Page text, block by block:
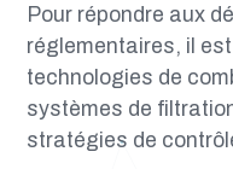
Pour répondre aux
réglementaires, il
technologies de
systèmes de
stratégies de